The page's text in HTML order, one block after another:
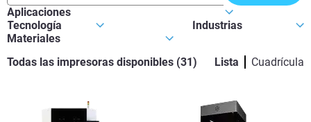
Todas las impresoras disponibles (31) Lista Cuadrícula